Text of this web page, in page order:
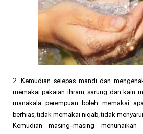
2. Kemudian selepas mandi dan
memakai pakaian ihram, sarung dan kain
manakala perempuan boleh memakai
berhias, tidak memakai niqab, tidak
Kemudian masing-masing